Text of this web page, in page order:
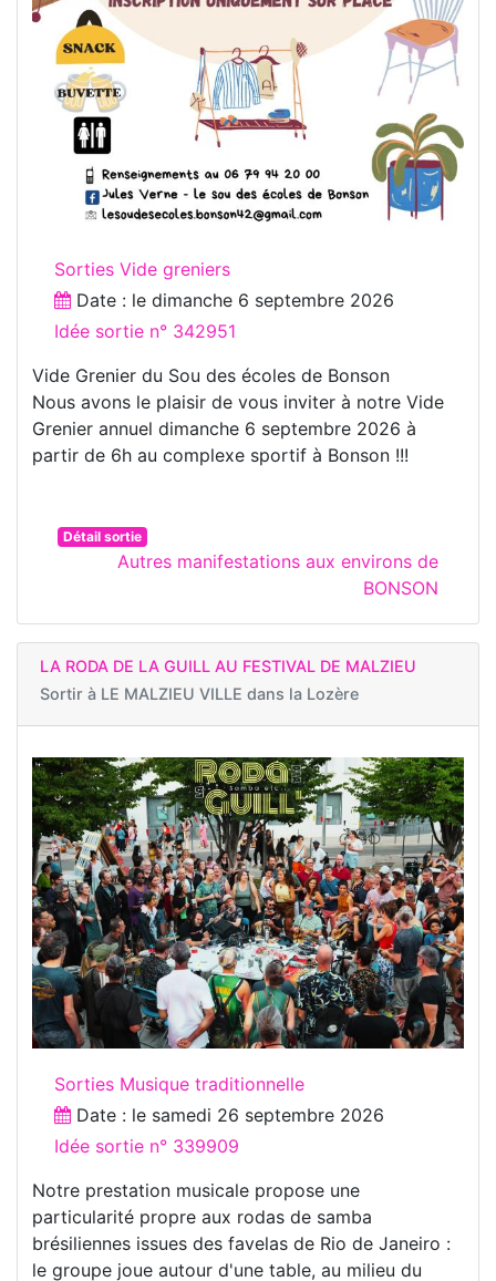
Sorties Vide greniers
Date : le dimanche 6 septembre 2026
Idée sortie n° 342951
Vide Grenier du Sou des écoles de Bonson
Nous avons le plaisir de vous inviter à notre Vide
Grenier annuel dimanche 6 septembre 2026 à
partir de 6h au complexe sportif à Bonson !!!
Détail sortie
Autres manifestations aux environs de
BONSON
LA RODA DE LA GUILL AU FESTIVAL DE MALZIEU
Sortir à LE MALZIEU VILLE dans la Lozère
Sorties Musique traditionnelle
Date : le samedi 26 septembre 2026
Idée sortie n° 339909
Notre prestation musicale propose une
particularité propre aux rodas de samba
brésiliennes issues des favelas de Rio de Janeiro :
le groupe joue autour d'une table, au milieu du